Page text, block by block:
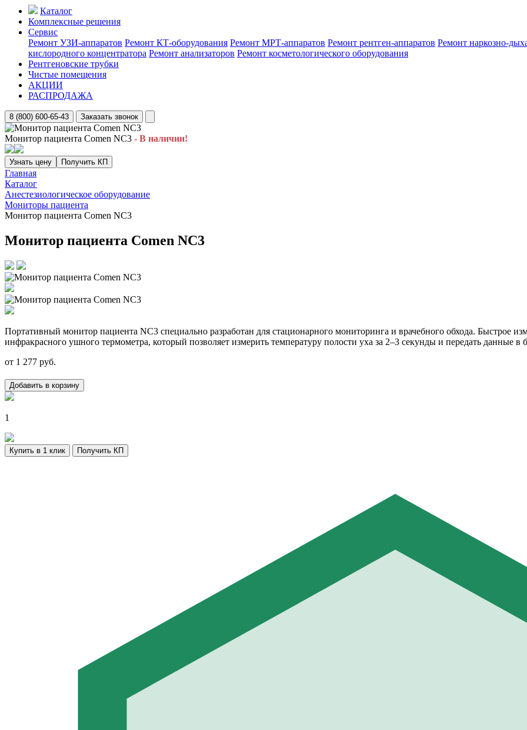
Каталог
Комплексные решения
Сервис
Ремонт УЗИ-аппаратов Ремонт КТ-оборудования Ремонт МРТ-аппаратов Ремонт рентген-аппаратов Ремонт наркозно-
кислородного концентратора Ремонт анализаторов Ремонт косметологического оборудования
Рентгеновские трубки
Чистые помещения
АКЦИИ
РАСПРОДАЖА
8 (800) 600-65-43 Заказать звонок
Монитор пациента Comen NC3 - В наличии!
Узнать цену Получить КП
Главная
Каталог
Анестезиологическое оборудование
Мониторы пациента
Монитор пациента Comen NC3
Монитор пациента Comen NC3
Портативный монитор пациента NC3 специально разработан для стационарного мониторинга и врачебного обхода. Быстрое
инфракрасного ушного термометра, который позволяет измерить температуру полости уха за 2–3 секунды и передать данные
от 1 277 руб.
Добавить в корзину
1
Купить в 1 клик Получить КП